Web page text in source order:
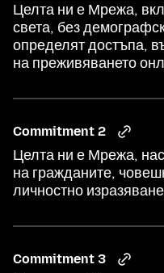
Целта ни е Мрежа,
света, без
определят достъпа,
на преживяването
Commitment 2
Целта ни е Мрежа,
на гражданите,
личностно
Commitment 3